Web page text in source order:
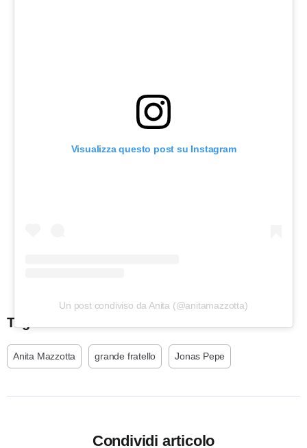
Visualizza questo post su Instagram
Un post condiviso da Anita (@anitamazzotta)
Tags:
Anita Mazzotta grande fratello Jonas Pepe
Condividi articolo